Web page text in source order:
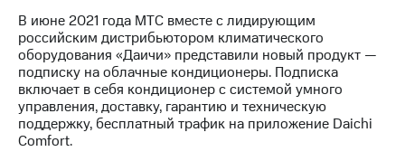
В июне 2021 года МТС вместе с лидирующим
российским дистрибьютором климатического
оборудования «Даичи» представили новый продукт —
подписку на облачные кондиционеры. Подписка
включает в себя кондиционер с системой умного
управления, доставку, гарантию и техническую
поддержку, бесплатный трафик на приложение Daichi
Comfort.